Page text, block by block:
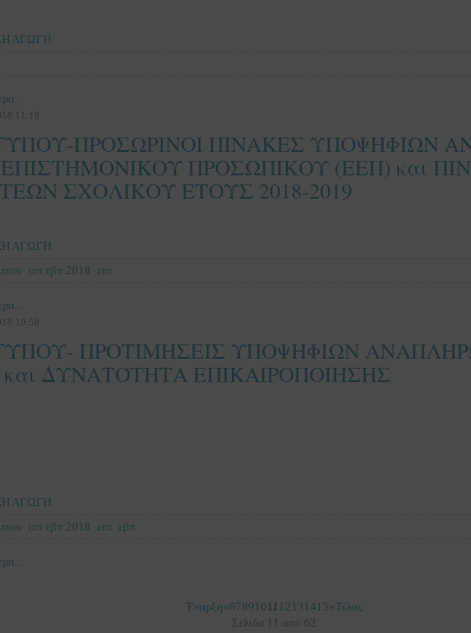
ΑΓΩΓΗ
11:19
ΠΡΟΣΩΡΙΝΟΙ ΠΙΝΑΚΕΣ ΥΠΟΨΗΦΙΩΝ
ΕΠΙΣΤΗΜΟΝΙΚΟΥ ΠΡΟΣΩΠΙΚΟΥ (ΕΕΠ) και
ΣΧΟΛΙΚΟΥ ΕΤΟΥΣ 2018-2019
ΑΓΩΓΗ
εεπ εβπ 2018 εεπ
10:58
ΠΡΟΤΙΜΗΣΕΙΣ ΥΠΟΨΗΦΙΩΝ
και ΔΥΝΑΤΌΤΗΤΑ ΕΠΙΚΑΙΡΟΠΟΙΗΣΗΣ
ΑΓΩΓΗ
εεπ εβπ 2018 εεπ εβπ
Έναρξη«6789 10 11 12 13 14 15»Τέλος
Σελίδα 11 από 62